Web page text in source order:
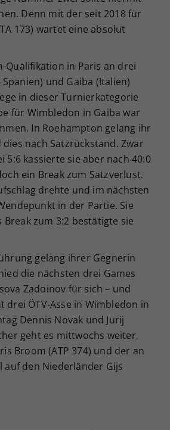
Denn mit der seit 2018 für
173) wartet eine absolut
Qualifikation in Paris an drei
und Gaiba (Italien)
in dieser Turnierkategorie
für Wimbledon in Gaiba war
In Roehampton gelang ihr
nach Satzrückstand. Zwar
5:6 kassierte sie aber nach 40:0
ein Break zum Satzverlust.
drehte und im nächsten
in der Partie. Sie
zum 3:2 bestätigte sie
gelang ihrer Gegnerin
die nächsten drei Games
Zadoinov für sich – und
ÖTV-Asse in Wimbledon in
Dennis Novak und Jurij
geht es mittwochs weiter,
Broom (ATP 374) und der an
auf den Niederländer Gijs